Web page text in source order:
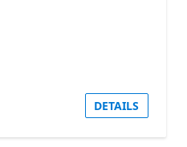
DETAILS